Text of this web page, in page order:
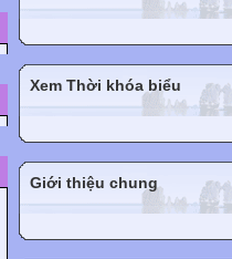
Xem Thời khóa biểu
Giới thiệu chung